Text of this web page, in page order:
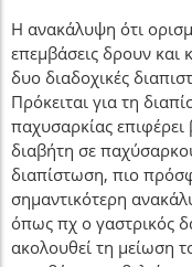
Η ανακάλυψη ότι
επεμβάσεις δρουν και
δυο διαδοχικές
Πρόκειται για τη
παχυσαρκίας επιφέρει
διαβήτη σε
διαπίστωση, πιο
σημαντικότερη
όπως πχ ο γαστρικός
ακολουθεί τη μείωση